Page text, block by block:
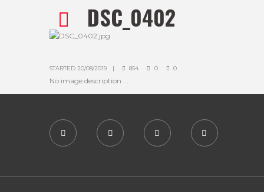
DSC_0402
STARTED 20/08/2019 854 0 0
No image description ...